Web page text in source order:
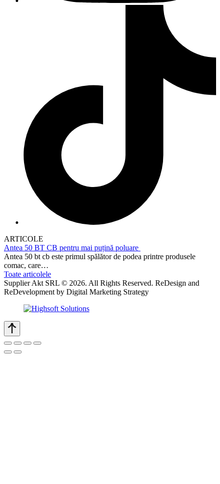
ARTICOLE
Antea 50 BT CB pentru mai puțină poluare
Antea 50 bt cb este primul spălător de podea printre produsele
comac, care…
Toate articolele
Supplier Akt SRL © 2026. All Rights Reserved. ReDesign and
ReDevelopment by Digital Marketing Strategy